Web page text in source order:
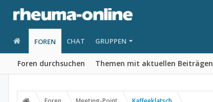
FOREN
Foren durchsuchen Themen mit aktuellen Beiträgen
CHAT GRUPPEN